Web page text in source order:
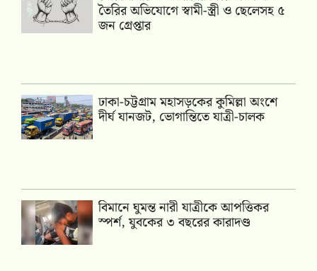
তৈরির অভিযোগে স্বামী-স্ত্রী ও ছেলেসহ ৫
জন গ্রেপ্তার
ঢাকা-চট্টগ্রাম মহাসড়কের কুমিল্লা অংশে
দীর্ঘ যানজট, ভোগান্তিতে যাত্রী-চালক
বিমানে ঘুমন্ত নারী যাত্রীকে আপত্তিকর
স্পর্শ, যুবকের ৩ বছরের কারাদণ্ড